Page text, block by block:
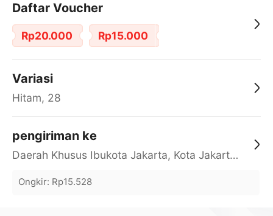
Daftar Voucher
Rp20.000 Rp15.000
Variasi
Hitam, 28
pengiriman ke
Daerah Khusus Ibukota Jakarta, Kota Jakarta Barat, Cengkareng, yy
Ongkir: Rp15.528